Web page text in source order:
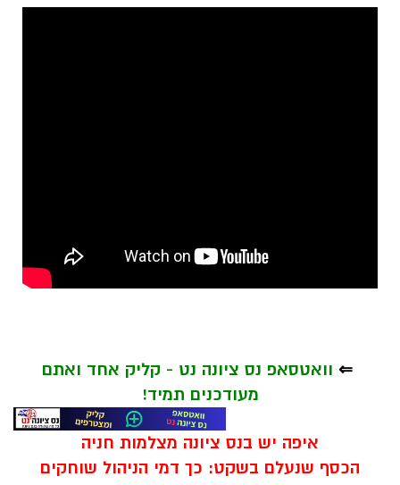
⇐ וואטסאפ נס ציונה נט - קליק אחד ואתם
מעודכנים תמיד!
איפה יש בנס ציונה מצלמות חניה
הכסף שנעלם בשקט: כך דמי הניהול שוחקים